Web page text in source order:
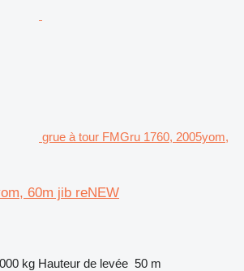
grue à tour FMGru 1760, 2005yom,
60m jib reNEW
kg Hauteur de levée 50 m